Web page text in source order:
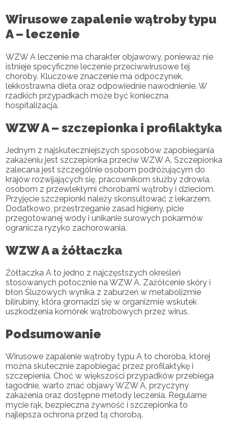
Wirusowe zapalenie wątroby typu
A – leczenie
WZW A leczenie ma charakter objawowy, ponieważ nie
istnieje specyficzne leczenie przeciwwirusowe tej
choroby. Kluczowe znaczenie ma odpoczynek,
lekkostrawna dieta oraz odpowiednie nawodnienie. W
rzadkich przypadkach może być konieczna
hospitalizacja.
WZW A – szczepionka i profilaktyka
Jednym z najskuteczniejszych sposobów zapobiegania
zakażeniu jest szczepionka przeciw WZW A. Szczepionka
zalecana jest szczególnie osobom podróżującym do
krajów rozwijających się, pracownikom służby zdrowia,
osobom z przewlekłymi chorobami wątroby i dzieciom.
Przyjęcie szczepionki należy skonsultować z lekarzem.
Dodatkowo, przestrzeganie zasad higieny, picie
przegotowanej wody i unikanie surowych pokarmów
ogranicza ryzyko zachorowania.
WZW A a żółtaczka
Żółtaczka A to jedno z najczęstszych określeń
stosowanych potocznie na WZW A. Zażółcenie skóry i
błon Śluzowych wynika z zaburzeń w metabolizmie
bilirubiny, która gromadzi się w organizmie wskutek
uszkodzenia komórek wątrobowych przez wirus.
Podsumowanie
Wirusowe zapalenie wątroby typu A to choroba, której
można skutecznie zapobiegać przez profilaktykę i
szczepienia. Choć w większości przypadków przebiega
łagodnie, warto znać objawy WZW A, przyczyny
zakażenia oraz dostępne metody leczenia. Regularne
mycie rąk, bezpieczna żywność i szczepionka to
najlepsza ochrona przed tą chorobą.